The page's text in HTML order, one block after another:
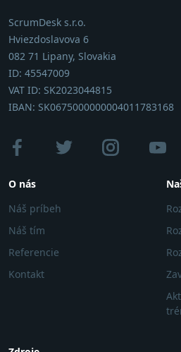
ScrumDesk s.r.o.
Hviezdoslavova 6
082 71 Lipany, Slovakia
ID: 45547009
VAT ID: SK2023044815
IBAN: SK0675000000004011783168
O nás
Náš príbeh
Náš tím
Referencie
Kontakt